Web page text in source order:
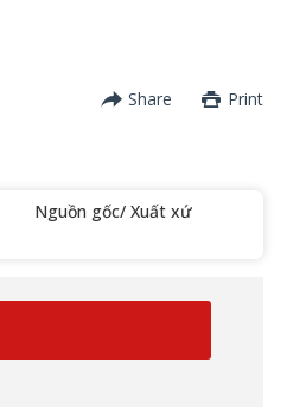
Share Print
Nguồn gốc/ Xuất xứ